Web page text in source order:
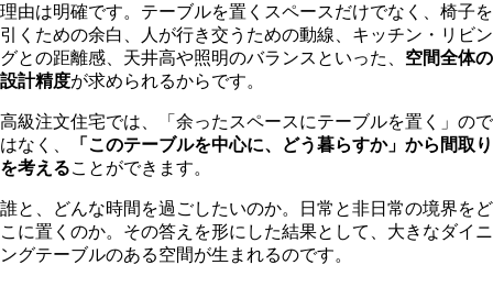
理由は明確です。テーブルを置くスペースだけでなく、椅子を
引くための余白、人が行き交うための動線、キッチン・リビン
グとの距離感、天井高や照明のバランスといった、 空間全体の
設計精度が求められるからです。
高級注文住宅では、「余ったスペースにテーブルを置く」ので
はなく、
「このテーブルを中心に、どう暮らすか」から間取り
を考えることができます。
誰と、どんな時間を過ごしたいのか。日常と非日常の境界をど
こに置くのか。その答えを形にした結果として、大きなダイニ
ングテーブルのある空間が生まれるのです。